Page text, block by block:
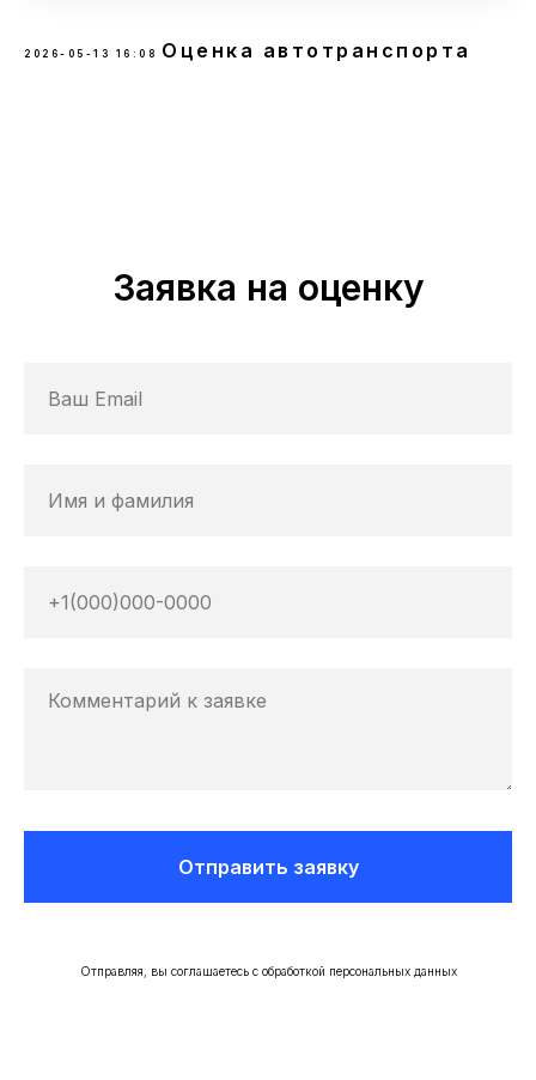
2026-05-13 16:08 Оценка автотранспорта
Заявка на оценку
Отправить заявку
Отправляя, вы соглашаетесь с обработкой персональных данных